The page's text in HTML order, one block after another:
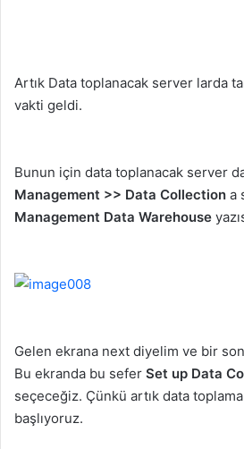
Artık Data toplanacak server larda
vakti geldi.
Bunun için data toplanacak server
Management >> Data Collection a
Management Data Warehouse
Gelen ekrana next diyelim ve bir
Bu ekranda bu sefer Set up Data
seçeceğiz. Çünkü artık data toplama
başlıyoruz.